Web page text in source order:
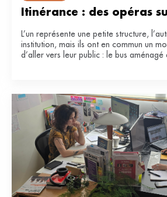
Itinérance : des opéras
L’un représente une petite structure,
institution, mais ils ont en commun un
d’aller vers leur public : le bus aménagé